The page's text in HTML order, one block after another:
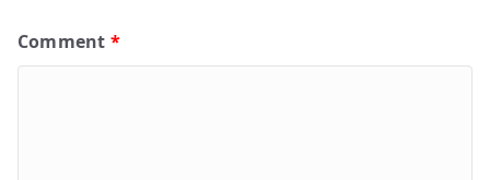
Comment *